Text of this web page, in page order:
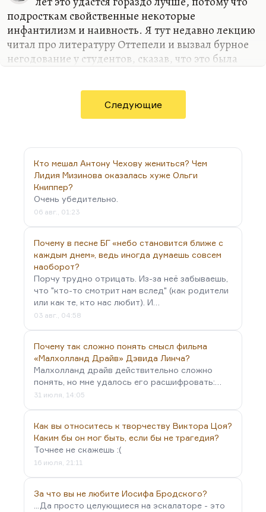
подросткам свойственные некоторые
инфантилизм и наивность. Я тут недавно лекцию
читал про литературу Оттепели и вызвал бурное
негодование у студентов, сказав, что это была
литературы вдохновительно только
разочарование?» Ну да, разочарование, конечно.
«Война и мир» написана в эпоху разочарований, с
восстания, конца русских реформ. Результатом
разочарования было «Что делать?». Потому что
роман Чернышевского должен звучать как «Что
же теперь делать?». Потому что «что делать» до
1862 года было понятно. А в 1862-м,…
Следующие
Кто мешал Антону Чехову жениться? Чем
Лидия Мизинова оказалась хуже Ольги
Книппер?
Очень убедительно.
06 авг., 01:23
Почему в песне БГ «небо становится ближе с
каждым днем», ведь иногда думаешь совсем
наоборот?
Порчу трудно отрицать. Из-за неё забываешь,
что "кто-то смотрит нам вслед" (как родители
или как те, кто нас любит). И…
03 авг., 04:58
Почему так сложно понять смысл фильма
«Малхолланд Драйв» Дэвида Линча?
Малхолланд драйв действительно сложно
понять, но мне удалось его расшифровать:…
31 июля, 14:05
Как вы относитесь к творчеству Виктора Цоя?
Каким бы он мог быть, если бы не трагедия?
Точнее не скажешь :(
16 июля, 21:11
За что вы не любите Иосифа Бродского?
...Да просто целующиеся на эскалаторе - это